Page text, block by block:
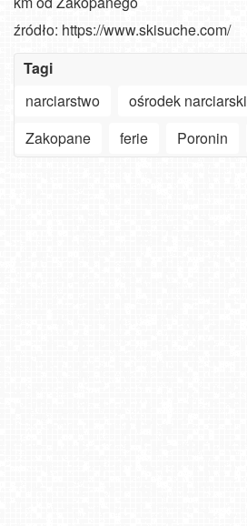
źródło: https://www.skisuche.com/
Tagi
narciarstwo
ośrodek narciarski
Zakopane
ferie Poronin